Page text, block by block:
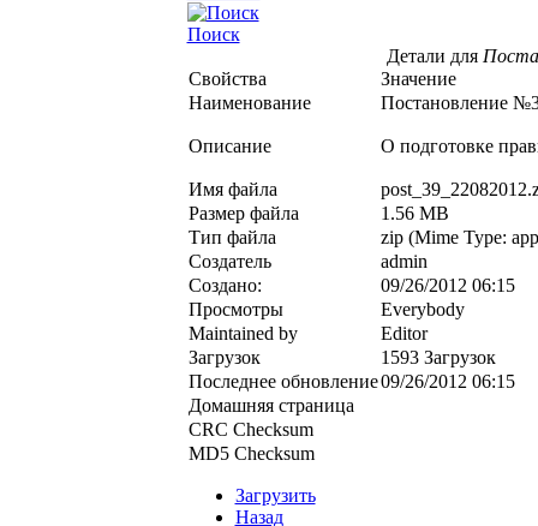
Поиск
Детали для
Свойства
Значение
Наименование
Постановление
Описание О подготовке
Имя файла
Размер файла
1.56 MB
Тип файла
zip (Mime Type:
Создатель
admin
Создано:
09/26/2012 06:15
Просмотры
Everybody
Maintained by
Editor
Загрузок
1593 Загрузок
Последнее обновление09/26/2012 06:15
Домашняя страница
CRC Checksum
MD5 Checksum
Загрузить
Назад